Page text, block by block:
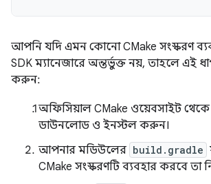
আপনি যদি এমন কোনো CMake সংস্করণ
SDK ম্যানেজারে অন্তর্ভুক্ত নয়, তাহলে
করুন:
অফিসিয়াল CMake ওয়েবসাইট থেকে
ডাউনলোড ও ইনস্টল করুন।
আপনার মডিউলের build.gradle
CMake সংস্করণটি ব্যবহার করবে তা